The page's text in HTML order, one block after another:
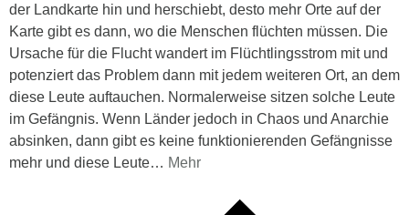
der Landkarte hin und herschiebt, desto mehr Orte auf der
Karte gibt es dann, wo die Menschen flüchten müssen. Die
Ursache für die Flucht wandert im Flüchtlingsstrom mit und
potenziert das Problem dann mit jedem weiteren Ort, an dem
diese Leute auftauchen. Normalerweise sitzen solche Leute
im Gefängnis. Wenn Länder jedoch in Chaos und Anarchie
absinken, dann gibt es keine funktionierenden Gefängnisse
mehr und diese Leute… Mehr